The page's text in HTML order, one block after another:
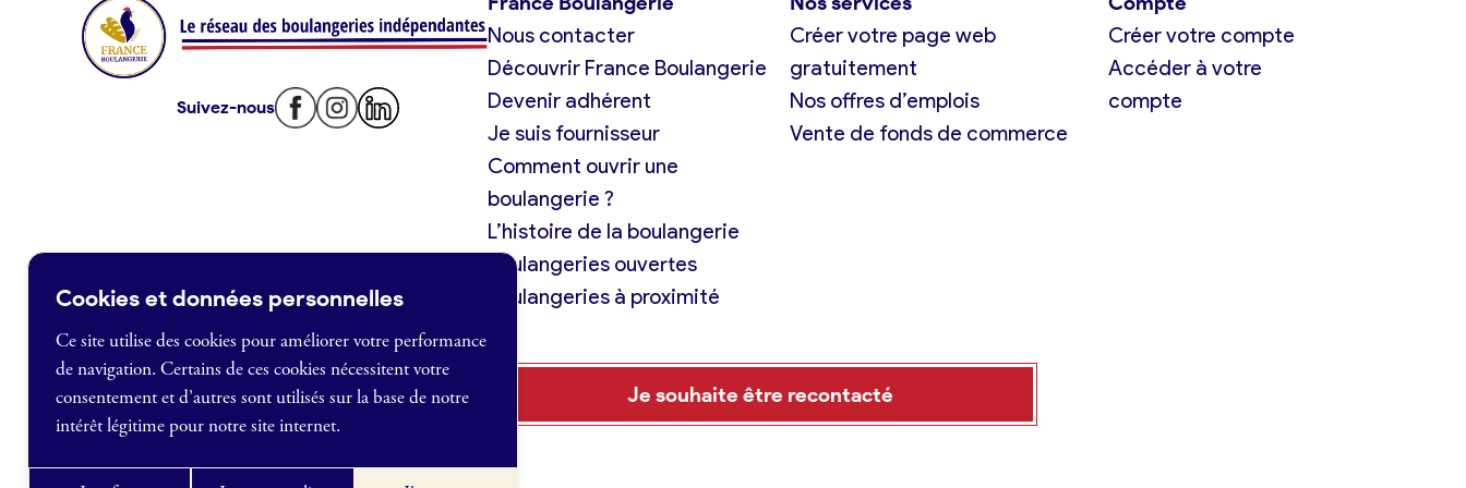
Je suis fournisseur
France Boulangerie
1 rue Alexandre Fleming
49100 Angers
09 86 23 49 09
Suivez-nous
Nous contacter
Découvrir France Boulangerie
Devenir adhérent
Je suis fournisseur
Comment ouvrir une
boulangerie ?
L’histoire de la boulangerie
Boulangeries ouvertes
Boulangeries à proximité
Créer votre page web
gratuitement
Nos offres d’emplois
Vente de fonds de commerce
Créer votre compte
Accéder à votre
compte
Je souhaite être recontacté
Cookies et données personnelles
Ce site utilise des cookies pour améliorer votre performance
de navigation. Certains de ces cookies nécessitent votre
consentement et d’autres sont utilisés sur la base de notre
intérêt légitime pour notre site internet.